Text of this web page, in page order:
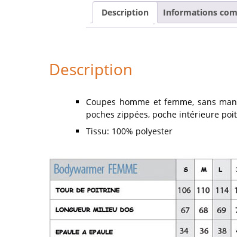
Description Informations
Description
Coupes homme et femme, sans
poches zippées, poche intérieure
Tissu: 100% polyester